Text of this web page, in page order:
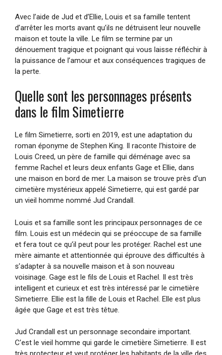
Avec l’aide de Jud et d’Ellie, Louis et sa famille tentent
d’arrêter les morts avant qu’ils ne détruisent leur nouvelle
maison et toute la ville. Le film se termine par un
dénouement tragique et poignant qui vous laisse réfléchir à
la puissance de l’amour et aux conséquences tragiques de
la perte.
Quelle sont les personnages présents
dans le film Simetierre
Le film Simetierre, sorti en 2019, est une adaptation du
roman éponyme de Stephen King. Il raconte l’histoire de
Louis Creed, un père de famille qui déménage avec sa
femme Rachel et leurs deux enfants Gage et Ellie, dans
une maison en bord de mer. La maison se trouve près d’un
cimetière mystérieux appelé Simetierre, qui est gardé par
un vieil homme nommé Jud Crandall.
Louis et sa famille sont les principaux personnages de ce
film. Louis est un médecin qui se préoccupe de sa famille
et fera tout ce qu’il peut pour les protéger. Rachel est une
mère aimante et attentionnée qui éprouve des difficultés à
s’adapter à sa nouvelle maison et à son nouveau
voisinage. Gage est le fils de Louis et Rachel. Il est très
intelligent et curieux et est très intéressé par le cimetière
Simetierre. Ellie est la fille de Louis et Rachel. Elle est plus
âgée que Gage et est très têtue.
Jud Crandall est un personnage secondaire important.
C’est le vieil homme qui garde le cimetière Simetierre. Il est